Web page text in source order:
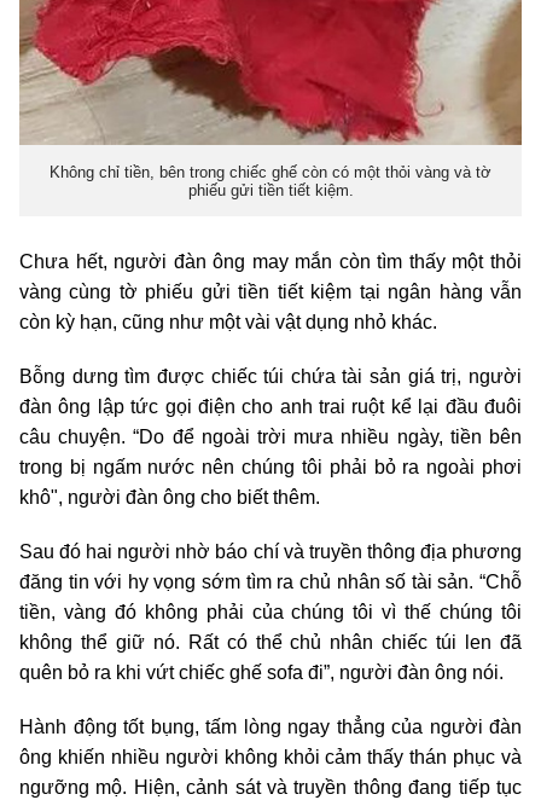
Không chỉ tiền, bên trong chiếc ghế còn có một thỏi vàng và tờ
phiếu gửi tiền tiết kiệm.
Chưa hết, người đàn ông may mắn còn tìm thấy một thỏi
vàng cùng tờ phiếu gửi tiền tiết kiệm tại ngân hàng vẫn
còn kỳ hạn, cũng như một vài vật dụng nhỏ khác.
Bỗng dưng tìm được chiếc túi chứa tài sản giá trị, người
đàn ông lập tức gọi điện cho anh trai ruột kể lại đầu đuôi
câu chuyện. “Do để ngoài trời mưa nhiều ngày, tiền bên
trong bị ngấm nước nên chúng tôi phải bỏ ra ngoài phơi
khô", người đàn ông cho biết thêm.
Sau đó hai người nhờ báo chí và truyền thông địa phương
đăng tin với hy vọng sớm tìm ra chủ nhân số tài sản. “Chỗ
tiền, vàng đó không phải của chúng tôi vì thế chúng tôi
không thể giữ nó. Rất có thể chủ nhân chiếc túi len đã
quên bỏ ra khi vứt chiếc ghế sofa đi”, người đàn ông nói.
Hành động tốt bụng, tấm lòng ngay thẳng của người đàn
ông khiến nhiều người không khỏi cảm thấy thán phục và
ngưỡng mộ. Hiện, cảnh sát và truyền thông đang tiếp tục